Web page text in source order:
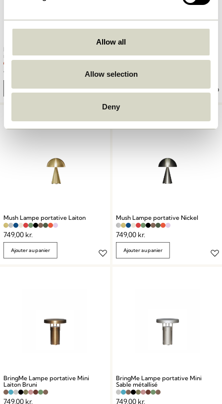
Allow all
Allow selection
Deny
Flash Lampe portative Orange
métallisé
969,00
Ajouter au panier
métallisé
969,00
Ajouter au panier
Mush Lampe portative Laiton
749,00 kr.
Ajouter au panier
Mush Lampe portative Nickel
749,00 kr.
Ajouter au panier
BringMe Lampe portative Mini
Laiton Bruni
749,00 kr.
BringMe Lampe portative Mini
Sable métallisé
749,00 kr.